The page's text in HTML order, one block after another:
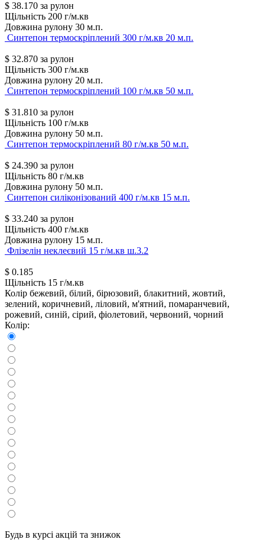
$ 38.170 за рулон
Щільність 200 г/м.кв
Довжина рулону 30 м.п.
Синтепон термоскріплений 300 г/м.кв 20 м.п.
$ 32.870 за рулон
Щільність 300 г/м.кв
Довжина рулону 20 м.п.
Синтепон термоскріплений 100 г/м.кв 50 м.п.
$ 31.810 за рулон
Щільність 100 г/м.кв
Довжина рулону 50 м.п.
Синтепон термоскріплений 80 г/м.кв 50 м.п.
$ 24.390 за рулон
Щільність 80 г/м.кв
Довжина рулону 50 м.п.
Синтепон силіконізований 400 г/м.кв 15 м.п.
$ 33.240 за рулон
Щільність 400 г/м.кв
Довжина рулону 15 м.п.
Флізелін неклеєвий 15 г/м.кв ш.3.2
$ 0.185
Щільність 15 г/м.кв
Колір бежевий, білий, бірюзовий, блакитний, жовтий,
зелений, коричневий, ліловий, м'ятний, помаранчевий,
рожевий, синій, сірий, фіолетовий, червоний, чорний
Колір:
Будь в курсі акцій та знижок